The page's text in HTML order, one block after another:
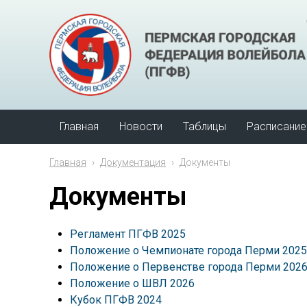
Главная Новости Таблицы
Главная › Документация › Документы
Документы
Регламент ПГФВ 2025
Положение о Чемпионате города Перми
Положение о Первенстве города Перми 2026
Положение о ШВЛ 2026
Кубок ПГФВ 2024